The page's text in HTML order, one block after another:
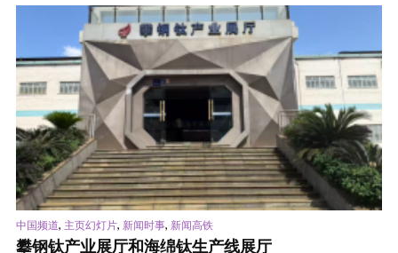
中国频道, 主页幻灯片, 新闻时事, 新闻高铁
攀钢钛产业展厅和海绵钛生产线展厅